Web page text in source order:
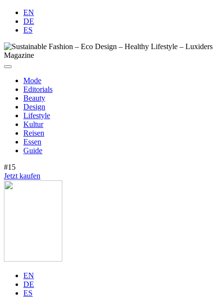
EN
DE
ES
Mode
Editorials
Beauty
Design
Lifestyle
Kultur
Reisen
Essen
Guide
#15
Jetzt kaufen
EN
DE
ES